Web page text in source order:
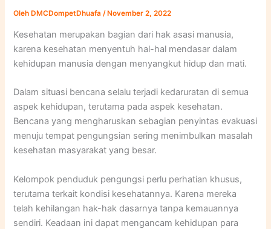
OlehDMCDompetDhuafa /November 2, 2022
Kesehatan merupakan bagian dari hak asasi manusia,
karena kesehatan menyentuh hal-hal mendasar dalam
kehidupan manusia dengan menyangkut hidup dan mati.
Dalam situasi bencana selalu terjadi kedaruratan di semua
aspek kehidupan, terutama pada aspek kesehatan.
Bencana yang mengharuskan sebagian penyintas evakuasi
menuju tempat pengungsian sering menimbulkan masalah
kesehatan masyarakat yang besar.
Kelompok penduduk pengungsi perlu perhatian khusus,
terutama terkait kondisi kesehatannya. Karena mereka
telah kehilangan hak-hak dasarnya tanpa kemauannya
sendiri. Keadaan ini dapat mengancam kehidupan para